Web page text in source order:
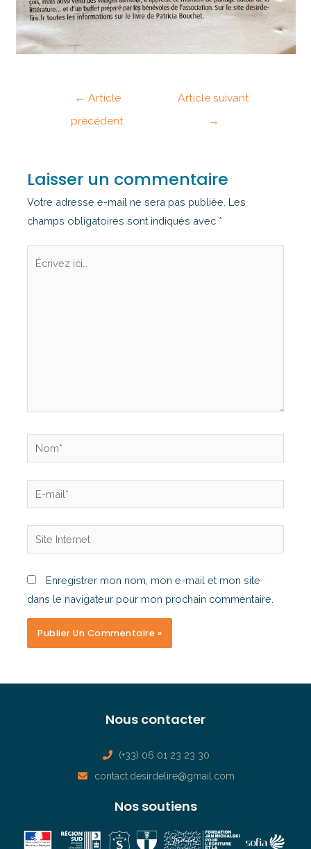
← Article
précédent
Article suivant
→
Laisser un commentaire
Votre adresse e-mail ne sera pas publiée. Les
champs obligatoires sont indiqués avec *
Enregistrer mon nom, mon e-mail et mon site
dans le navigateur pour mon prochain commentaire.
Nos soutiens
Nous contacter
(+33) 06 01 23 23 30
contact.desirdelire@gmail.com